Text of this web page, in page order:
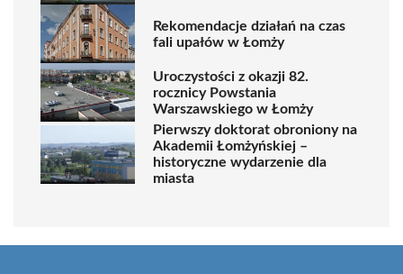
Rekomendacje działań na czas
fali upałów w Łomży
Uroczystości z okazji 82.
rocznicy Powstania
Warszawskiego w Łomży
Pierwszy doktorat obroniony na
Akademii Łomżyńskiej –
historyczne wydarzenie dla
miasta